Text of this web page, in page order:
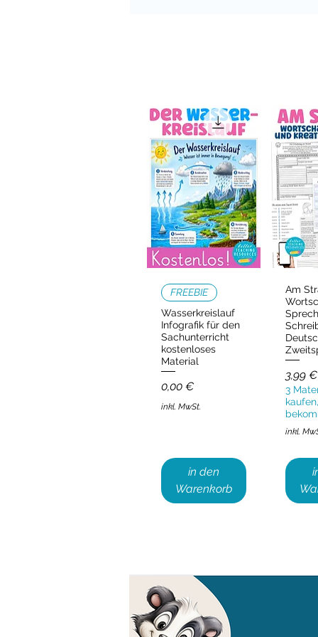
Schnellansicht
FREEBIE
Wasserkreislauf
Infografik für den
Sachunterricht
kostenloses
Material
Preis
0,00 €
inkl. MwSt.
in den
Warenkorb
Am
Preis
3,99 €
3
inkl.